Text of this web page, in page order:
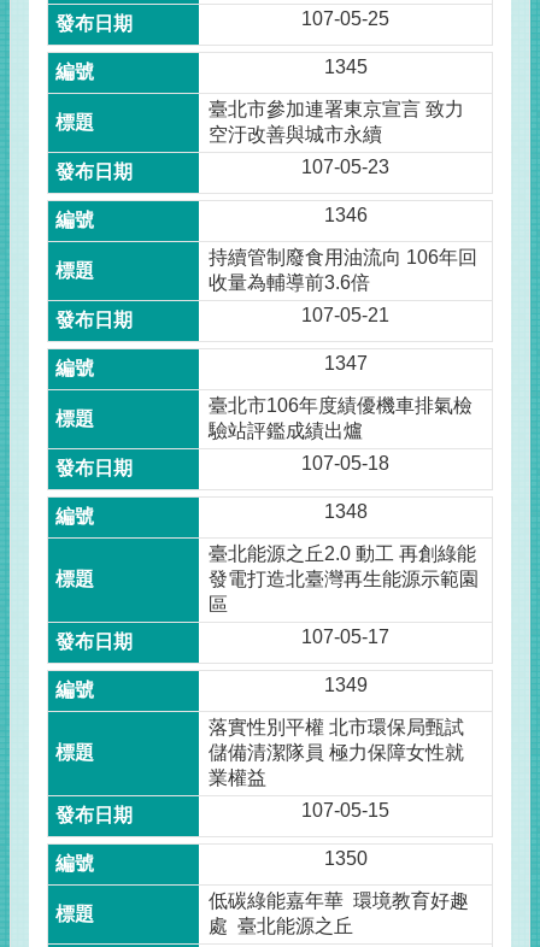
107-05-25
1345
臺北市參加連署東京宣言 致力
空汙改善與城市永續
107-05-23
1346
持續管制廢食用油流向 106年回
收量為輔導前3.6倍
107-05-21
1347
臺北市106年度績優機車排氣檢
驗站評鑑成績出爐
107-05-18
1348
臺北能源之丘2.0 動工 再創綠能
發電打造北臺灣再生能源示範園
區
107-05-17
1349
落實性別平權 北市環保局甄試
儲備清潔隊員 極力保障女性就
業權益
107-05-15
1350
低碳綠能嘉年華 環境教育好趣
處 臺北能源之丘